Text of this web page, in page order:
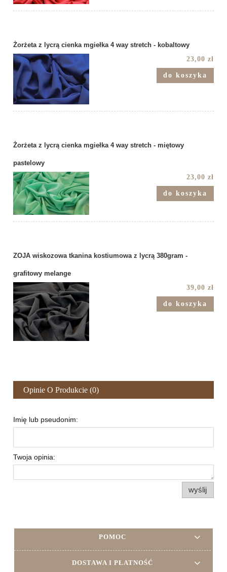
Żorżeta z lycrą cienka mgiełka 4 way stretch - kobaltowy
23,00 zł
do koszyka
Żorżeta z lycrą cienka mgiełka 4 way stretch - miętowy
pastelowy
23,00 zł
do koszyka
ZOJA wiskozowa tkanina kostiumowa z lycrą 380gram -
grafitowy melange
39,00 zł
do koszyka
Opinie O Produkcie (0)
Imię lub pseudonim:
Twoja opinia:
wyślij
POMOC
DOSTAWA I PŁATNOŚĆ